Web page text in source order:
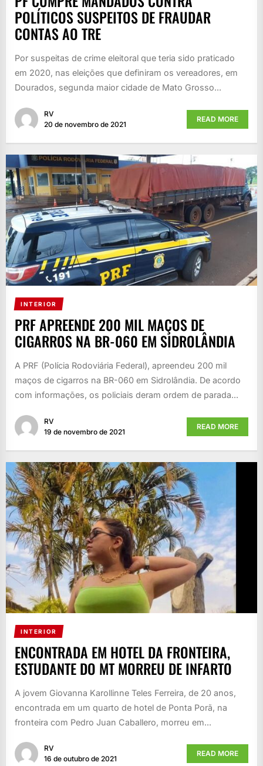
POLÍTICOS SUSPEITOS DE FRAUDAR
CONTAS AO TRE
Por suspeitas de crime eleitoral que teria sido praticado
em 2020, nas eleições que definiram os vereadores, em
Dourados, segunda maior cidade de Mato Grosso...
RV
20 de novembro de 2021
READ MORE
INTERIOR
PRF APREENDE 200 MIL MAÇOS DE
CIGARROS NA BR-060 EM SIDROLÂNDIA
A PRF (Polícia Rodoviária Federal), apreendeu 200 mil
maços de cigarros na BR-060 em Sidrolândia. De acordo
com informações, os policiais deram ordem de parada...
RV
19 de novembro de 2021
READ MORE
INTERIOR
ENCONTRADA EM HOTEL DA FRONTEIRA,
ESTUDANTE DO MT MORREU DE INFARTO
A jovem Giovanna Karollinne Teles Ferreira, de 20 anos,
encontrada em um quarto de hotel de Ponta Porã, na
fronteira com Pedro Juan Caballero, morreu em...
RV
16 de outubro de 2021
READ MORE